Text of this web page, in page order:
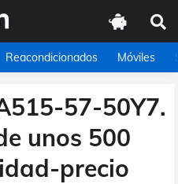
Reacondicionados Móviles
57-50Y7.
unos 500
precio